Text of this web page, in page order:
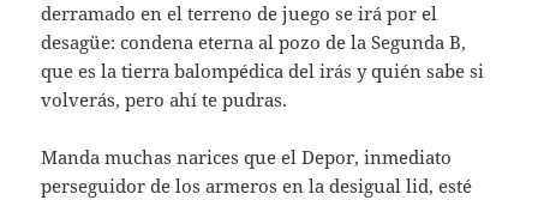
derramado en el terreno de juego se irá por el
desagüe: condena eterna al pozo de la Segunda B,
que es la tierra balompédica del irás y quién sabe si
volverás, pero ahí te pudras.
Manda muchas narices que el Depor, inmediato
perseguidor de los armeros en la desigual lid, esté